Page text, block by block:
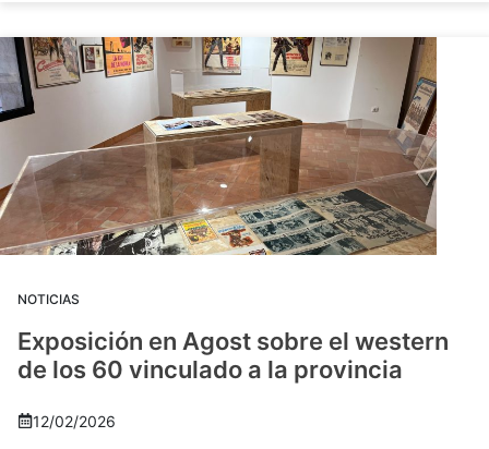
NOTICIAS
Exposición en Agost sobre el western
de los 60 vinculado a la provincia
12/02/2026